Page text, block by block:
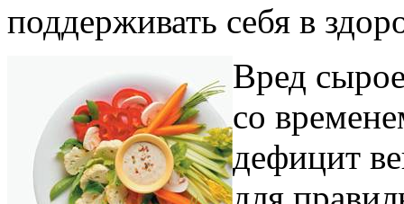
поддерживать себя в
Вред
со
дефицит